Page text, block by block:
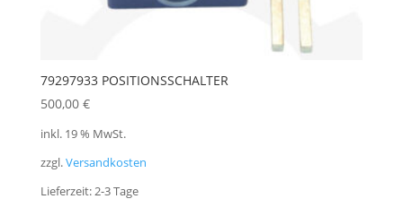
79297933 POSITIONSSCHALTER
500,00 €
inkl. 19 % MwSt.
zzgl.Versandkosten
Lieferzeit:2-3 Tage